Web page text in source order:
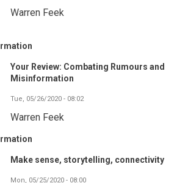
Warren Feek
Your Review: Combating Rumours and
Misinformation
Tue, 05/26/2020 - 08:02
Warren Feek
Make sense, storytelling, connectivity
Mon, 05/25/2020 - 08:00